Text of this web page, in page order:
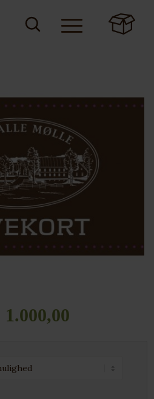
1.000,00